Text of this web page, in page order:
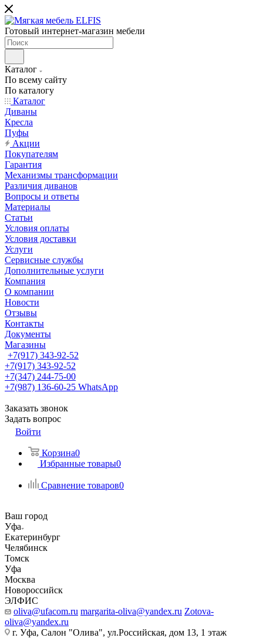
Готовый интернет-магазин мебели
Каталог
По всему сайту
По каталогу
Каталог
Диваны
Кресла
Пуфы
Акции
Покупателям
Гарантия
Механизмы трансформации
Различия диванов
Вопросы и ответы
Материалы
Статьи
Условия оплаты
Условия доставки
Услуги
Сервисные службы
Дополнительные услуги
Компания
О компании
Новости
Отзывы
Контакты
Документы
Магазины
+7(917) 343-92-52
+7(917) 343-92-52
+7(347) 244-75-00
+7(987) 136-60-25 WhatsApp
Заказать звонок
Задать вопрос
Войти
Корзина0
Избранные товары0
Сравнение товаров0
Ваш город
Уфа
Екатеринбург
Челябинск
Томск
Уфа
Москва
Новороссийск
ЭЛФИС
oliva@ufacom.ru margarita-oliva@yandex.ru Zotova-
oliva@yandex.ru
г. Уфа, Салон "Олива", ул.Российская, дом 13, 1 этаж